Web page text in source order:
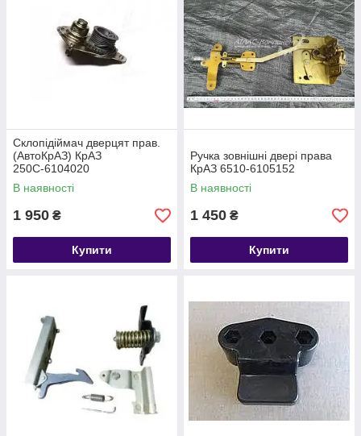
Склопідіймач дверцят прав.
(АвтоКрАЗ) КрАЗ
250С-6104020
В наявності
1 950 ₴
Купити
Ручка зовнішні двері права
КрАЗ 6510-6105152
В наявності
1 450 ₴
Купити